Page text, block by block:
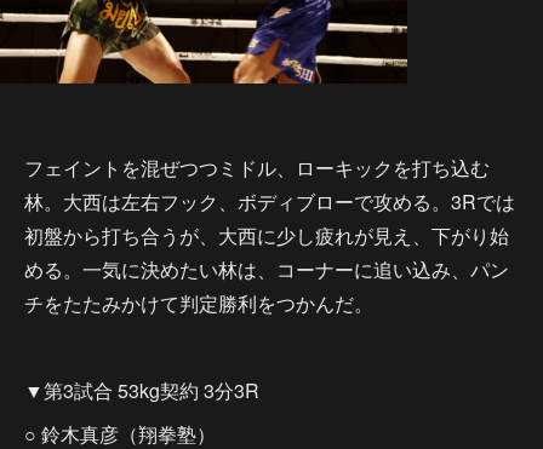
フェイントを混ぜつつミドル、ローキックを打ち込む
林。大西は左右フック、ボディブローで攻める。3Rでは
初盤から打ち合うが、大西に少し疲れが見え、下がり始
める。一気に決めたい林は、コーナーに追い込み、パン
チをたたみかけて判定勝利をつかんだ。
▼第3試合 53kg契約 3分3R
○ 鈴木真彦（翔拳塾）